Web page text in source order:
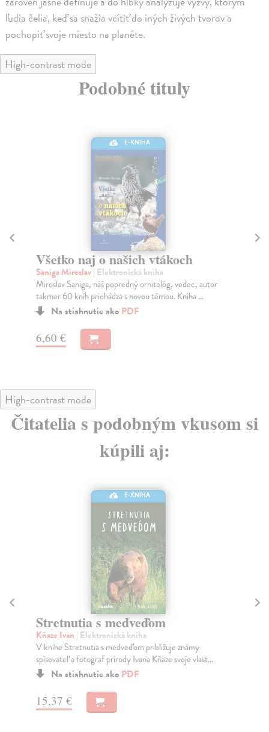
ľudia čelia, keď sa snažia vcítiť do iných živých tvorov a
pochopiť svoje miesto na planéte.
High-contrast mode
Podobné tituly
E-KNIHA
Všetko naj o našich vtákoch
Saniga Miroslav| Elektronická kniha
Miroslav Saniga, náš popredný ornitológ, vedec, autor
takmer 60 kníh prichádza s novou témou. Kniha ...
Na stiahnutie ako PDF
6,60 €
High-contrast mode
Čitatelia s podobným vkusom si
kúpili aj:
E-KNIHA
Stretnutia s medveďom
Kňaze Ivan | Elektronická kniha
V knihe Stretnutia s medveďom približuje známy
spisovateľ a fotograf prírody Ivana Kňaze svoje vlast...
Na stiahnutie ako PDF
15,37 €